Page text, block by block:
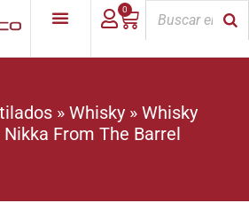
0
» Whisky» Whisky
Nikka From The Barrel